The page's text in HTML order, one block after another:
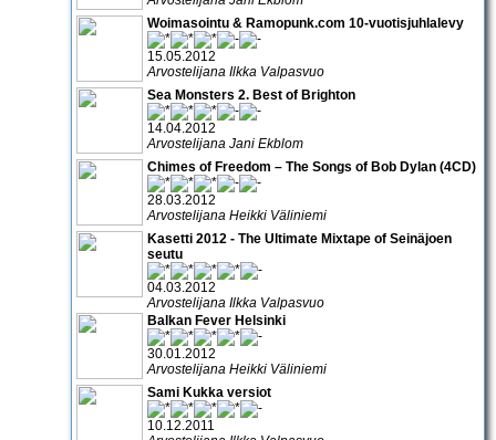
Woimasointu & Ramopunk.com 10-vuotisjuhlalevy
15.05.2012
Arvostelijana Ilkka Valpasvuo
Sea Monsters 2. Best of Brighton
14.04.2012
Arvostelijana Jani Ekblom
Chimes of Freedom – The Songs of Bob Dylan (4CD)
28.03.2012
Arvostelijana Heikki Väliniemi
Kasetti 2012 - The Ultimate Mixtape of Seinäjoen
seutu
04.03.2012
Arvostelijana Ilkka Valpasvuo
Balkan Fever Helsinki
30.01.2012
Arvostelijana Heikki Väliniemi
Sami Kukka versiot
10.12.2011